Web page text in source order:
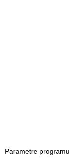
Parametre programu